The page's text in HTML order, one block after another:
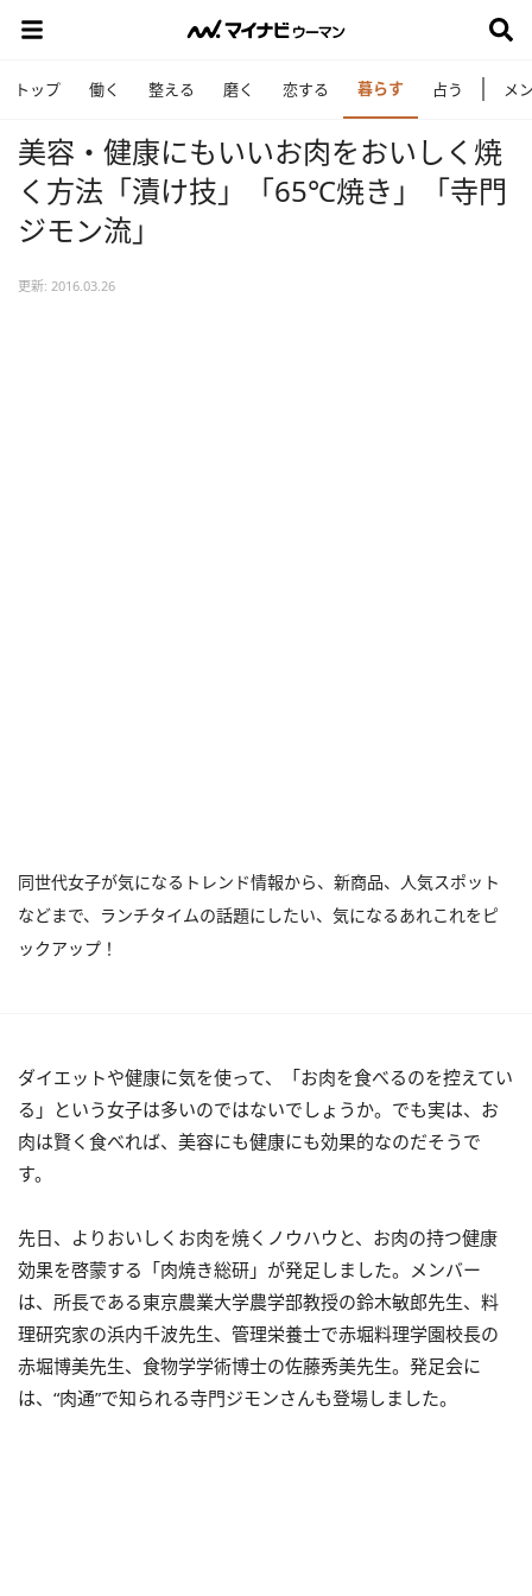
トップ 働く 整える 磨く 恋する 暮らす 占う メ
美容・健康にもいいお肉をおいしく焼
く方法「漬け技」「65℃焼き」「寺門
ジモン流」
更新: 2016.03.26
同世代女子が気になるトレンド情報から、新商品、人気スポット
などまで、ランチタイムの話題にしたい、気になるあれこれをピ
ックアップ！
ダイエットや健康に気を使って、「お肉を食べるのを控えてい
る」という女子は多いのではないでしょうか。でも実は、お
肉は賢く食べれば、美容にも健康にも効果的なのだそうで
す。
先日、よりおいしくお肉を焼くノウハウと、お肉の持つ健康
効果を啓蒙する「肉焼き総研」が発足しました。メンバー
は、所長である東京農業大学農学部教授の鈴木敏郎先生、料
理研究家の浜内千波先生、管理栄養士で赤堀料理学園校長の
赤堀博美先生、食物学学術博士の佐藤秀美先生。発足会に
は、“肉通”で知られる寺門ジモンさんも登場しました。